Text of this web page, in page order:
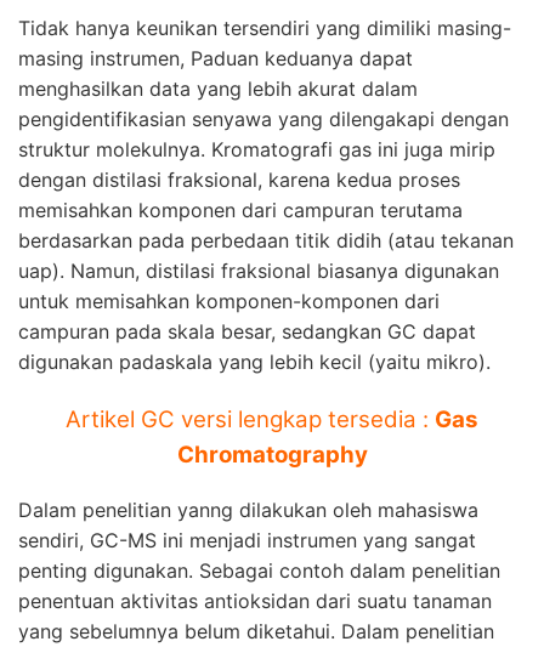
Tidak hanya keunikan tersendiri yang dimiliki masing-
masing instrumen, Paduan keduanya dapat
menghasilkan data yang lebih akurat dalam
pengidentifikasian senyawa yang dilengakapi dengan
struktur molekulnya. Kromatografi gas ini juga mirip
dengan distilasi fraksional, karena kedua proses
memisahkan komponen dari campuran terutama
berdasarkan pada perbedaan titik didih (atau tekanan
uap). Namun, distilasi fraksional biasanya digunakan
untuk memisahkan komponen-komponen dari
campuran pada skala besar, sedangkan GC dapat
digunakan padaskala yang lebih kecil (yaitu mikro).
Artikel GC versi lengkap tersedia : Gas
Chromatography
Dalam penelitian yanng dilakukan oleh mahasiswa
sendiri, GC-MS ini menjadi instrumen yang sangat
penting digunakan. Sebagai contoh dalam penelitian
penentuan aktivitas antioksidan dari suatu tanaman
yang sebelumnya belum diketahui. Dalam penelitian